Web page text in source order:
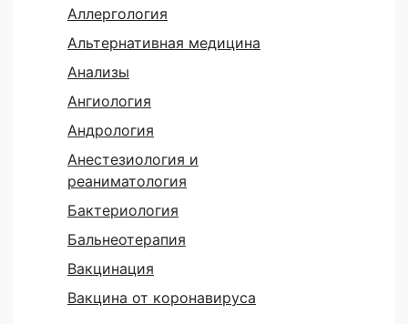
Аллергология
Альтернативная медицина
Анализы
Ангиология
Андрология
Анестезиология и
реаниматология
Бактериология
Бальнеотерапия
Вакцинация
Вакцина от коронавируса